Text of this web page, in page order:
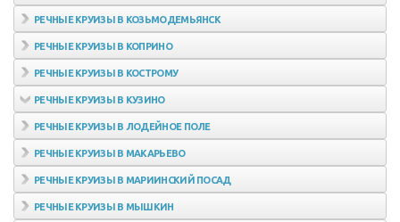
РЕЧНЫЕ КРУИЗЫ В КОЗЬМОДЕМЬЯНСК
РЕЧНЫЕ КРУИЗЫ В КОПРИНО
РЕЧНЫЕ КРУИЗЫ В КОСТРОМУ
РЕЧНЫЕ КРУИЗЫ В КУЗИНО
РЕЧНЫЕ КРУИЗЫ В ЛОДЕЙНОЕ ПОЛЕ
РЕЧНЫЕ КРУИЗЫ В МАКАРЬЕВО
РЕЧНЫЕ КРУИЗЫ В МАРИИНСКИЙ ПОСАД
РЕЧНЫЕ КРУИЗЫ В МЫШКИН